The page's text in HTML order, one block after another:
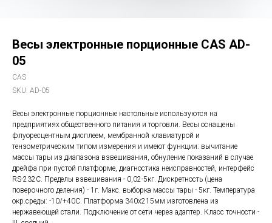
Весы электронные порционные CAS AD-
05
CAS
SKU: AD-05
Весы электронные порционные настольные используются на
предприятиях общественного питания и торговли. Весы оснащены
флуоресцентным дисплеем, мембранной клавиатурой и
тензометрическим типом измерения и имеют функции: вычитание
массы тары из диапазона взвешивания, обнуление показаний в случае
дрейфа при пустой платформе, диагностика неисправностей, интерфейс
RS-232С. Пределы взвешивания - 0,02-5кг. Дискретность (цена
поверочного деления) - 1г. Макс. выборка массы тары - 5кг. Температура
окр.среды: -10/+40С. Платформа 340х215мм изготовлена из
нержавеющей стали. Подключение от сети через адаптер. Класс точности -